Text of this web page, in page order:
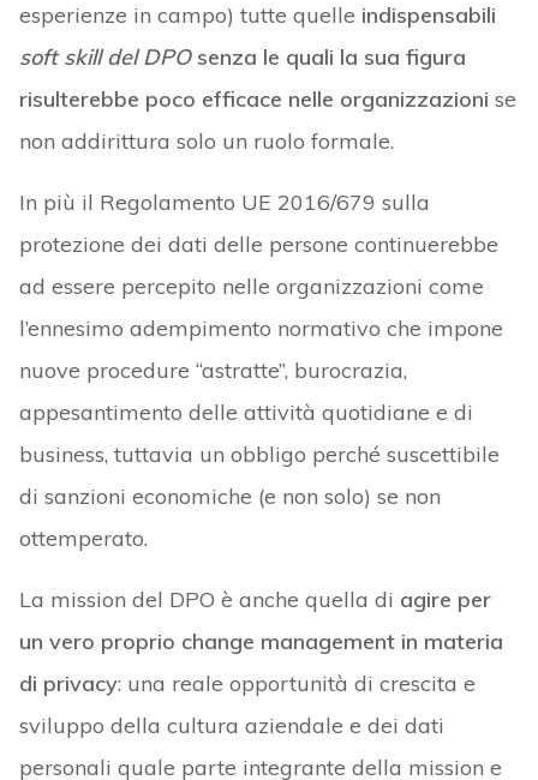
esperienze in campo) tutte quelle indispensabili
soft skill del DPOsenza le quali la sua figura
risulterebbe poco efficace nelle organizzazioni se
non addirittura solo un ruolo formale.
In più il Regolamento UE 2016/679 sulla
protezione dei dati delle persone continuerebbe
ad essere percepito nelle organizzazioni come
l’ennesimo adempimento normativo che impone
nuove procedure “astratte”, burocrazia,
appesantimento delle attività quotidiane e di
business, tuttavia un obbligo perché suscettibile
di sanzioni economiche (e non solo) se non
ottemperato.
La mission del DPO è anche quella di agire per
un vero proprio change management in materia
di privacy: una reale opportunità di crescita e
sviluppo della cultura aziendale e dei dati
personali quale parte integrante della mission e